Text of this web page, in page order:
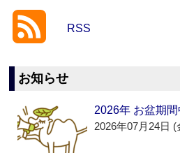
RSS
お知らせ
2026年 お盆期
2026年07月24日 (